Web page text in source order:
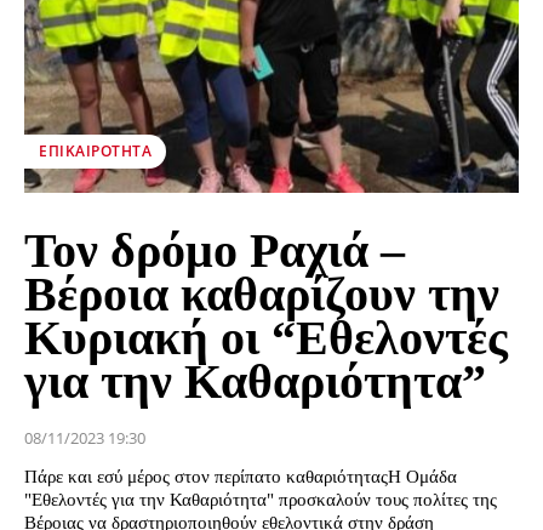
ΕΠΙΚΑΙΡΌΤΗΤΑ
Τον δρόμο Ραχιά –
Βέροια καθαρίζουν την
Κυριακή οι “Εθελοντές
για την Καθαριότητα”
08/11/2023 19:30
Πάρε και εσύ μέρος στον περίπατο καθαριότηταςΗ Ομάδα
"Εθελοντές για την Καθαριότητα" προσκαλούν τους πολίτες της
Βέροιας να δραστηριοποιηθούν εθελοντικά στην δράση